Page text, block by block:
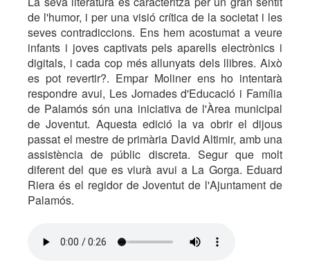
de l'humor, i per una visió crítica de la societat i les
seves contradiccions. Ens hem acostumat a veure
infants i joves captivats pels aparells electrònics i
digitals, i cada cop més allunyats dels llibres. Això
es pot revertir?. Empar Moliner ens ho intentarà
respondre avui, Les Jornades d'Educació i Família
de Palamós són una iniciativa de l'Àrea municipal
de Joventut. Aquesta edició la va obrir el dijous
passat el mestre de primària David Altimir, amb una
assistència de públic discreta. Segur que molt
diferent del que es viurà avui a La Gorga. Eduard
Riera és el regidor de Joventut de l'Ajuntament de
Palamós.